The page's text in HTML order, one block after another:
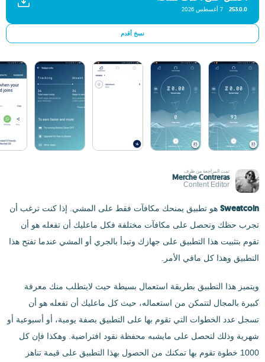
253.0.0 7 أغسطس 2026
نسخ أقدم
تمت المراجعة من طرف
Merche Contreras
Content Editor
Sweatcoin هو تطبيق يمنحك مكافآت فقط على المشي. إذا كنت ترغب أن
تجرب حظك وتحصل على مكافآت مختلفة فكل ماعليك أن تفعله هو أن
تقوم بتثبيت هذا التطبيق على جهازك وتبدأ بالجري أو المشي عندما تفتح هذا
التطبيق وهذا كل مافي الأمر.
ويتميز هذا التطبيق بطريقة استعمال بسيطة حيث لايتطلب منك معرفة
كبيرة بالمجال لتتمكن من استعماله، حيث كل ماعليك أن تفعله هو أن
تسجل عدد الخطوات التي تقوم بها على التطبيق بصفة يومية، أو أسبوعية أو
شهرية وذلك لتحصل على مايشبه محفظة نقود افتراضية. وهكذا فإن كل
1000 خطوة تقوم بها تمكنك من الحصول بهذا التطبيق على قيمة تناهز